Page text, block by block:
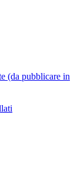
(da pubblicare in